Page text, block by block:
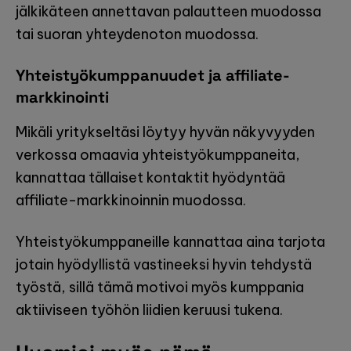
jälkikäteen annettavan palautteen muodossa
tai suoran yhteydenoton muodossa.
Yhteistyökumppanuudet ja affiliate-
markkinointi
Mikäli yritykseltäsi löytyy hyvän näkyvyyden
verkossa omaavia yhteistyökumppaneita,
kannattaa tällaiset kontaktit hyödyntää
affiliate-markkinoinnin muodossa.
Yhteistyökumppaneille kannattaa aina tarjota
jotain hyödyllistä vastineeksi hyvin tehdystä
työstä, sillä tämä motivoi myös kumppania
aktiiviseen työhön liidien keruusi tukena.